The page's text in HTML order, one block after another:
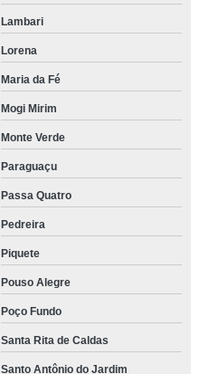
Lambari
Lorena
Maria da Fé
Mogi Mirim
Monte Verde
Paraguaçu
Passa Quatro
Pedreira
Piquete
Pouso Alegre
Poço Fundo
Santa Rita de Caldas
Santo Antônio do Jardim